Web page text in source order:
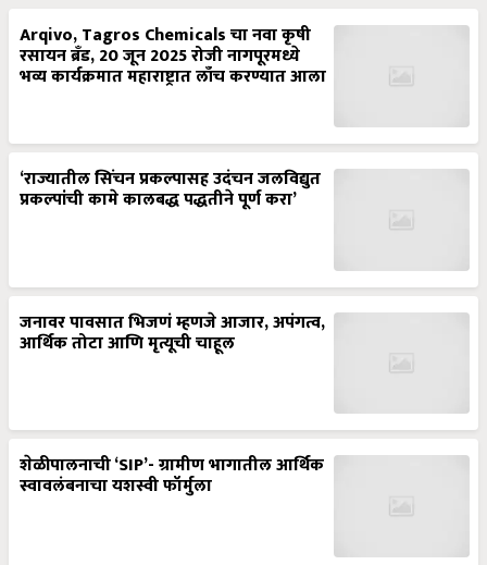
Arqivo, Tagros Chemicals चा नवा कृषी
रसायन ब्रँड, 20 जून 2025 रोजी नागपूरमध्ये
भव्य कार्यक्रमात महाराष्ट्रात लाँच करण्यात आला
‘राज्यातील सिंचन प्रकल्पासह उदंचन जलविद्युत
प्रकल्पांची कामे कालबद्ध पद्धतीने पूर्ण करा’
जनावर पावसात भिजणं म्हणजे आजार, अपंगत्व,
आर्थिक तोटा आणि मृत्यूची चाहूल
शेळीपालनाची ‘SIP’- ग्रामीण भागातील आर्थिक
स्वावलंबनाचा यशस्वी फॉर्मुला